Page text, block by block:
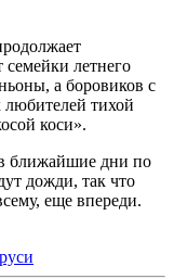
семейки летнего
а боровиков с
тихой
коси».
ближайшие дни по
дожди, так что
еще впереди.